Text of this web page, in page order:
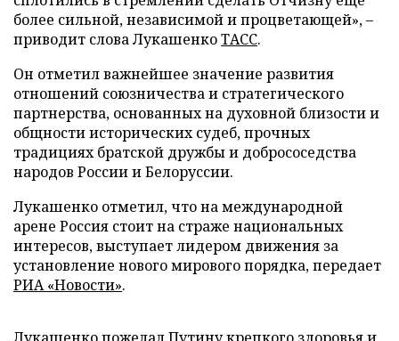
более сильной, независимой и процветающей», –
приводит слова ЛукашенкоТАСС.
Он отметил важнейшее значение развития
отношений союзничества и стратегического
партнерства, основанных на духовной близости и
общности исторических судеб, прочных
традициях братской дружбы и добрососедства
народов России и Белоруссии.
Лукашенко отметил, что на международной
арене Россия стоит на страже национальных
интересов, выступает лидером движения за
установление нового мирового порядка, передает
РИА «Новости».